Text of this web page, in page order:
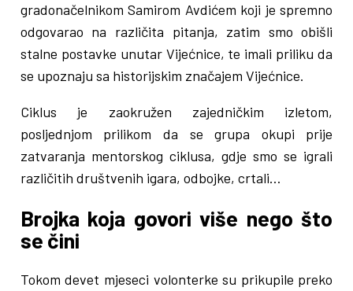
gradonačelnikom Samirom Avdićem koji je spremno
odgovarao na različita pitanja, zatim smo obišli
stalne postavke unutar Vijećnice, te imali priliku da
se upoznaju sa historijskim značajem Vijećnice.
Ciklus je zaokružen zajedničkim izletom,
posljednjom prilikom da se grupa okupi prije
zatvaranja mentorskog ciklusa, gdje smo se igrali
različitih društvenih igara, odbojke, crtali…
Brojka koja govori više nego što
se čini
Tokom devet mjeseci volonterke su prikupile preko